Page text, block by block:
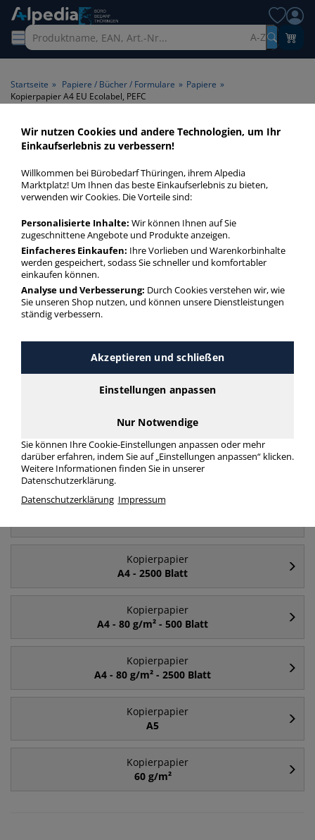
A-Z
Startseite » Papiere / Bücher / Formulare » Papiere »
Kopierpapier A4 EU Ecolabel, PEFC
Kopierpapier A4 EU Ecolabel,
PEFC > Format A4 > Zertifikat
EU Ecolabel, PEFC
Kopierpapier A4 EU Ecolabel, PEFC in bester Qualität zum
günstigen Preis. Finden Sie schnell Kopierpapier A4 EU
Ecolabel, PEFC mit unserer Filter-Funktion.
Kopierpapier A4 EU Ecolabel, PEFC
mehr Infos zur Kategorie
Häufig gesucht
A4
Kopierpapier
A4 - 80 g/m²
Kopierpapier
Kopierpapier
A4 - 2500 Blatt
Kopierpapier
A4 - 80 g/m² - 500 Blatt
Kopierpapier
A4 - 80 g/m² - 2500 Blatt
Kopierpapier
A5
Kopierpapier
60 g/m²
Wir nutzen Cookies und andere Technologien, um Ihr
Einkaufserlebnis zu verbessern!
Willkommen bei Bürobedarf Thüringen, ihrem Alpedia
Marktplatz! Um Ihnen das beste Einkaufserlebnis zu bieten,
verwenden wir Cookies. Die Vorteile sind:
Personalisierte Inhalte: Wir können Ihnen auf Sie
zugeschnittene Angebote und Produkte anzeigen.
Einfacheres Einkaufen: Ihre Vorlieben und Warenkorbinhalte
werden gespeichert, sodass Sie schneller und komfortabler
einkaufen können.
Analyse und Verbesserung: Durch Cookies verstehen wir, wie
Sie unseren Shop nutzen, und können unsere Dienstleistungen
ständig verbessern.
Akzeptieren und schließen
Einstellungen anpassen
Nur Notwendige
Sie können Ihre Cookie-Einstellungen anpassen oder mehr
darüber erfahren, indem Sie auf „Einstellungen anpassen“ klicken.
Weitere Informationen finden Sie in unserer
Datenschutzerklärung.
Datenschutzerklärung Impressum